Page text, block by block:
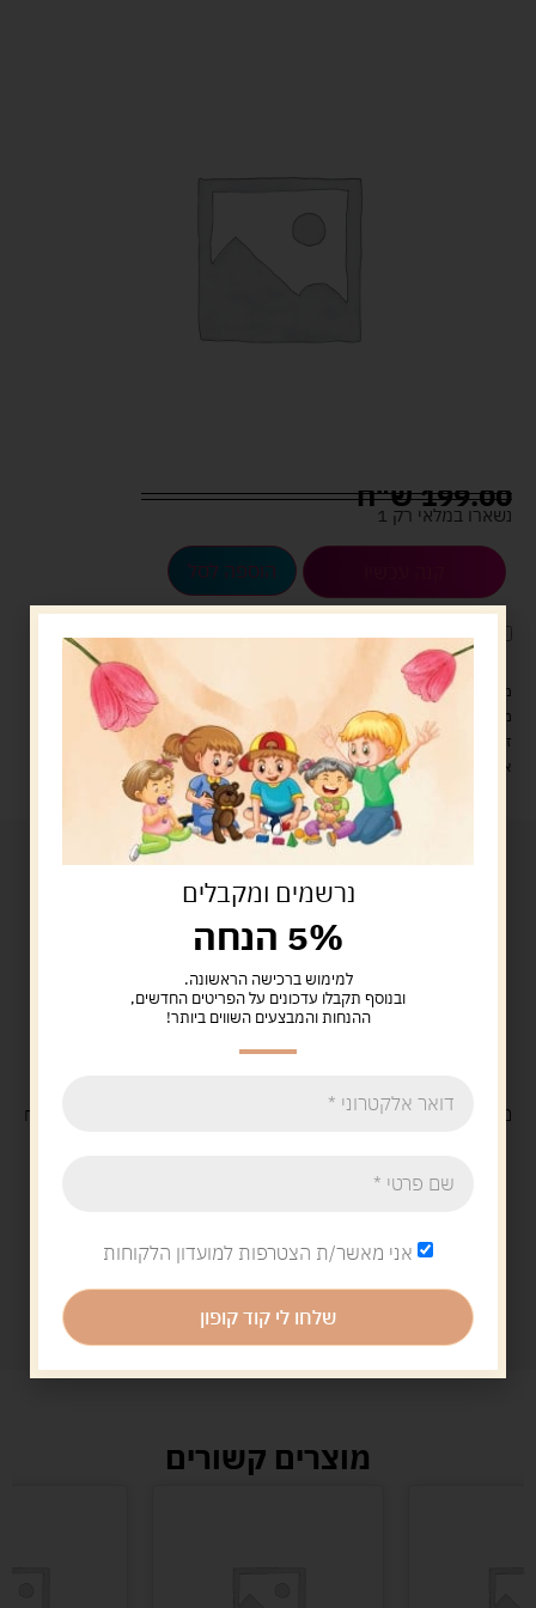
199.00ש"ח
נשארו במלאי רק 1
הוספה לסל
לארוז את המוצר באריזת מתנה5.00 ש"ח ?
מעל 329 ש"ח, משלוח עם שליח עד הבית חינם! – 0 ₪
משלוח עם שליח עד הבית: 29 ש"ח
זמן אספקה: עד 4 ימי עסקים.
איסוף עצמי: מ"ביתר טויס" רחוב בניין דוד 18, ביתר עילית.
משלוח חינםבקנייה מעל 329 ש"ח
מוצרים קשורים
נרשמים ומקבלים
5% הנחה
למימוש ברכישה הראשונה.
ובנוסף תקבלו עדכונים על הפריטים החדשים,
ההנחות והמבצעים השווים ביותר!
אני מאשר/ת הצטרפות למועדון הלקוחות
שלחו לי קוד קופון